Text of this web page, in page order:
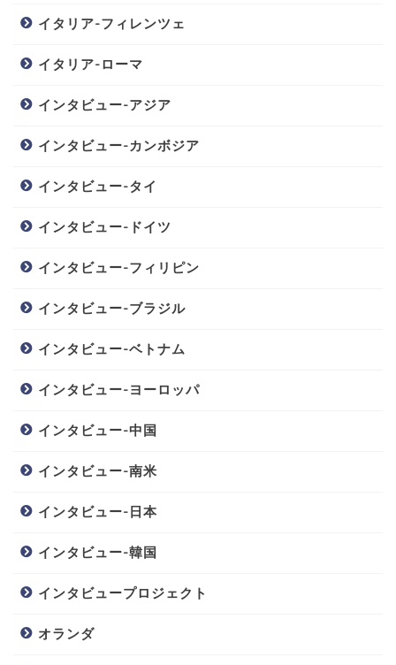
イタリア-フィレンツェ
イタリア-ローマ
インタビュー-アジア
インタビュー-カンボジア
インタビュー-タイ
インタビュー-ドイツ
インタビュー-フィリピン
インタビュー-ブラジル
インタビュー-ベトナム
インタビュー-ヨーロッパ
インタビュー-中国
インタビュー-南米
インタビュー-日本
インタビュー-韓国
インタビュープロジェクト
オランダ